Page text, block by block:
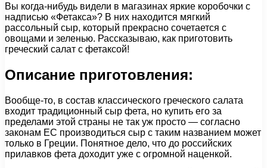
Вы когда-нибудь видели в магазинах яркие коробочки с
надписью «Фетакса»? В них находится мягкий
рассольный сыр, который прекрасно сочетается с
овощами и зеленью. Рассказываю, как приготовить
греческий салат с фетаксой!
Описание приготовления:
Вообще-то, в состав классического греческого салата
входит традиционный сыр фета, но купить его за
пределами этой страны не так уж просто — согласно
законам ЕС производиться сыр с таким названием может
только в Греции. Понятное дело, что до российских
прилавков фета доходит уже с огромной наценкой.